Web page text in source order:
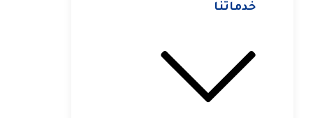
خدماتنا